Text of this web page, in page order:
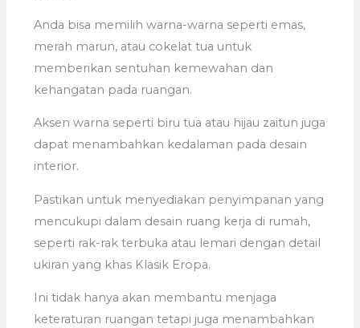
Anda bisa memilih warna-warna seperti emas,
merah marun, atau cokelat tua untuk
memberikan sentuhan kemewahan dan
kehangatan pada ruangan.
Aksen warna seperti biru tua atau hijau zaitun juga
dapat menambahkan kedalaman pada desain
interior.
Pastikan untuk menyediakan penyimpanan yang
mencukupi dalam desain ruang kerja di rumah,
seperti rak-rak terbuka atau lemari dengan detail
ukiran yang khas Klasik Eropa.
Ini tidak hanya akan membantu menjaga
keteraturan ruangan tetapi juga menambahkan